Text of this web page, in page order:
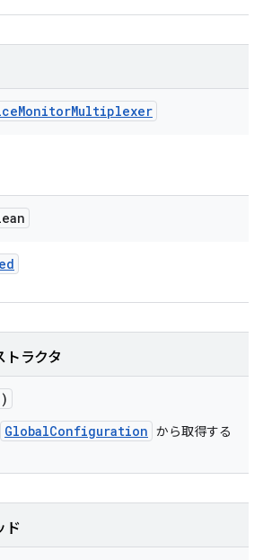
MonitorMultiplexer
トラクタ
GlobalConfiguration から取得する
ド